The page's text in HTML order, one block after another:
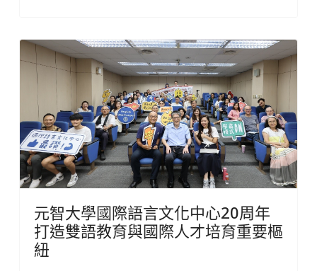
元智大學國際語言文化中心20周年
打造雙語教育與國際人才培育重要樞
紐